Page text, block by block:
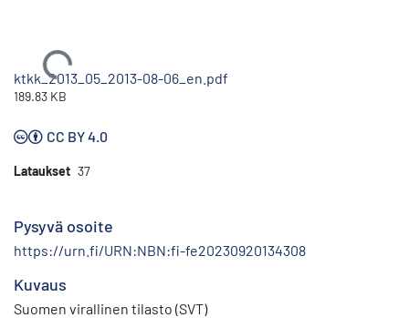
Ladataan...
ktkk_2013_05_2013-08-06_en.pdf
189.83 KB
CC BY 4.0
Lataukset 37
Pysyvä osoite
https://urn.fi/URN:NBN:fi-fe20230920134308
Kuvaus
Suomen virallinen tilasto (SVT)